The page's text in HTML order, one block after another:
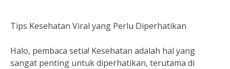
Tips Kesehatan Viral yang Perlu Diperhatikan
Halo, pembaca setia! Kesehatan adalah hal yang
sangat penting untuk diperhatikan, terutama di